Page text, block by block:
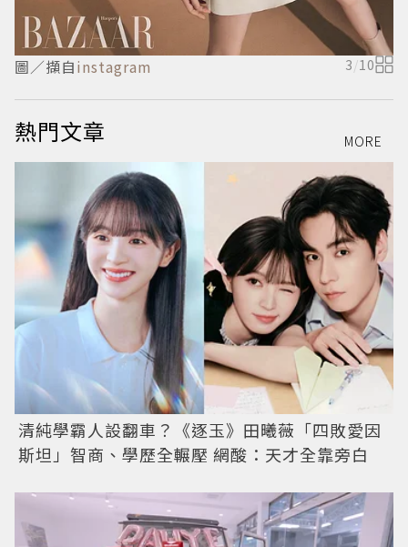
圖／擷自instagram 3/10
熱門文章 MORE
清純學霸人設翻車？《逐玉》田曦薇「四敗愛因
斯坦」智商、學歷全輾壓 網酸：天才全靠旁白